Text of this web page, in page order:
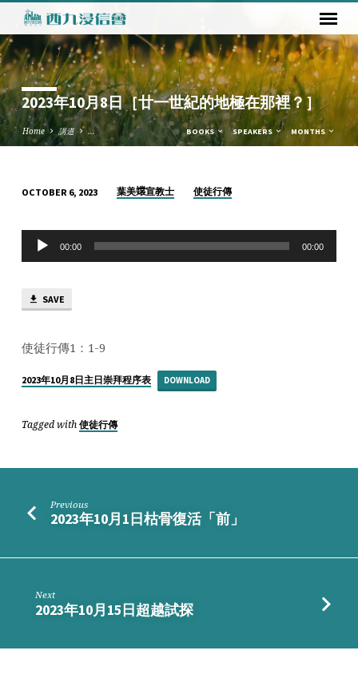
2023年10月8日［廿一世紀的地極在那裡？］
Home 講道 … BOOKS SPEAKERS MONTHS
年
10
月
日
一
世
紀
地
裡？］
OCTOBER 6, 2023 葉美𡣖宣教士 使徒行傳
Audio
Player
00:00 00:00
SAVE
使徒行傳1：1-9
2023年10月8日主日崇拜程序表 DOWNLOAD
Tagged with 使徒行傳
Previous
2023年10月1日枯骨復活「前」
Next
2023年10月15日超越試探